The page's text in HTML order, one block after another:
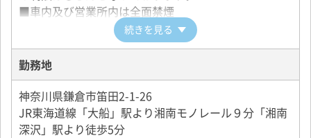
■車内及び営業所内は全面禁煙
続きを見る
勤務地
神奈川県鎌倉市笛田2-1-26
JR東海道線「大船」駅より湘南モノレール９分「湘南
深沢」駅より徒歩5分